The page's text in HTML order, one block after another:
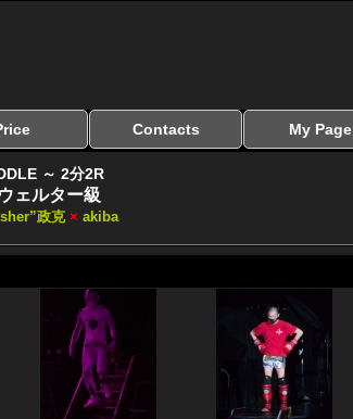
方法
Contacts My Page
～ 2分2R
ェルター級
政克 × akiba